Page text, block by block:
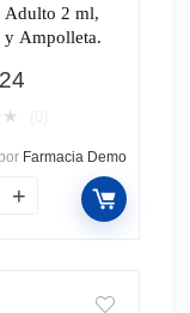
Adulto 2 ml,
y Ampolleta.
★
Farmacia Demo